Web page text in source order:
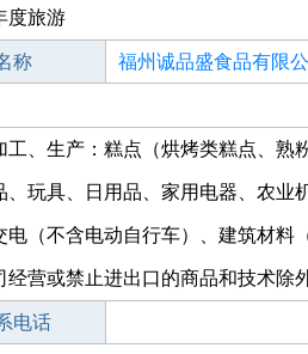
度旅游
称 福州诚品盛食品有限
工、生产：糕点（烘烤类糕点、熟
、玩具、日用品、家用电器、农业
电（不含电动自行车）、建筑材料
经营或禁止进出口的商品和技术除
电话